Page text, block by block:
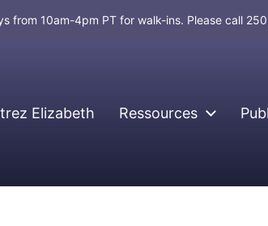
from 10am-4pm PT for walk-ins. Please call
Elizabeth Ressources